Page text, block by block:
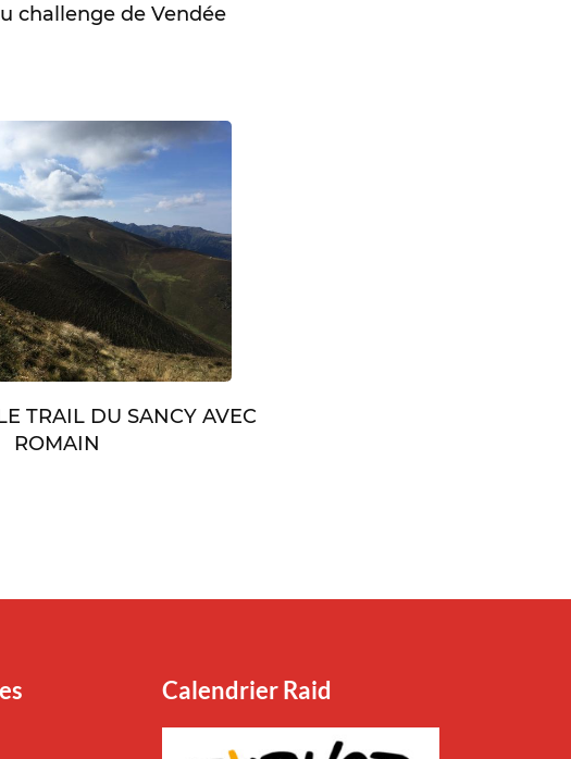
challenge de Vendée
TRAIL DU SANCY AVEC
ROMAIN
Calendrier Raid